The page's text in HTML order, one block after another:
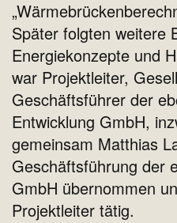
Später folgten weitere
Energiekonzepte und
war Projektleiter,
Geschäftsführer der
Entwicklung GmbH,
gemeinsam Matthias
Geschäftsführung der
GmbH übernommen
Projektleiter tätig.